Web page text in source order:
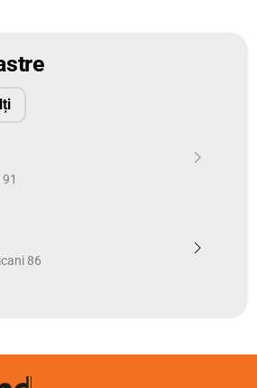
și tranzițiile imperfecte.
polistiren rezistent la umiditate, A1
umede.
86